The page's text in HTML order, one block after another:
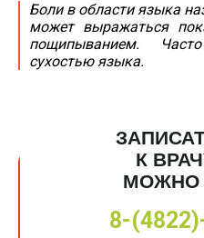
Боли в области языка
может выражаться
пощипыванием.
сухостью языка.
К
МОЖНО
8-